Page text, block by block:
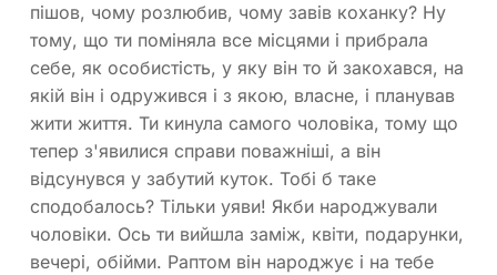
пішов, чому розлюбив, чому завів коханку? Ну
тому, що ти поміняла все місцями і прибрала
себе, як особистість, у яку він то й закохався, на
якій він і одружився і з якою, власне, і планував
жити життя. Ти кинула самого чоловіка, тому що
тепер з'явилися справи поважніші, а він
відсунувся у забутий куток. Тобі б таке
сподобалось? Тільки уяви! Якби народжували
чоловіки. Ось ти вийшла заміж, квіти, подарунки,
вечері, обійми. Раптом він народжує і на тебе